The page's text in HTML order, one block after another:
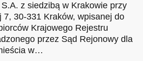
S.A. z siedzibą w Krakowie przy
7, 30-331 Kraków, wpisanej do
Krajowego Rejestru
przez Sąd Rejonowy dla
w…